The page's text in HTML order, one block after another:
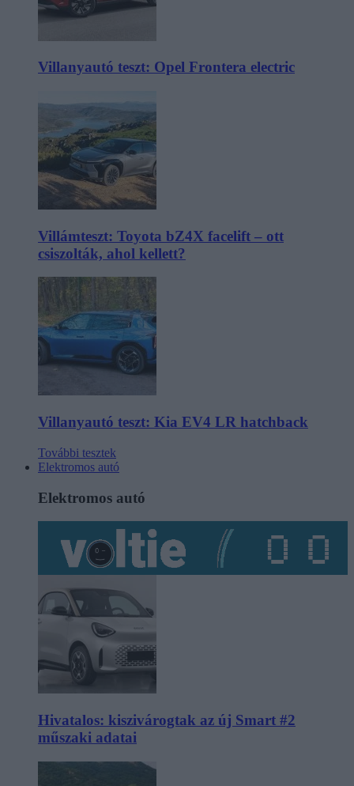
Villanyautó teszt: Opel Frontera electric
Villámteszt: Toyota bZ4X facelift – ott
csiszolták, ahol kellett?
Villanyautó teszt: Kia EV4 LR hatchback
További tesztek
Elektromos autó
Elektromos autó
Hivatalos: kiszivárogtak az új Smart #2
műszaki adatai